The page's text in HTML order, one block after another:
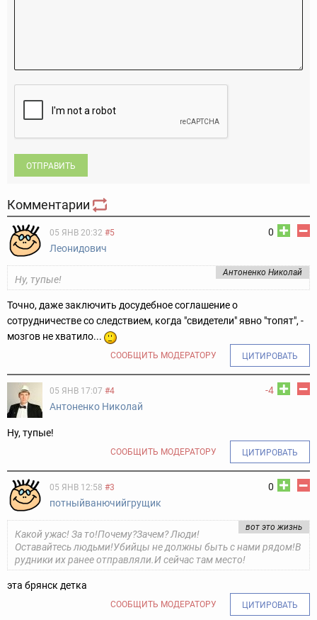
ОТПРАВИТЬ
Комментарии
0
05 ЯНВ 20:32 #5
Леонидович
Антоненко Николай
Ну, тупые!
Точно, даже заключить досудебное соглашение о
сотрудничестве со следствием, когда "свидетели" явно "топят", -
мозгов не хватило...
СООБЩИТЬ МОДЕРАТОРУ ЦИТИРОВАТЬ
-4
05 ЯНВ 17:07 #4
Антоненко Николай
Ну, тупые!
СООБЩИТЬ МОДЕРАТОРУ ЦИТИРОВАТЬ
0
05 ЯНВ 12:58 #3
потныйванючийгрущик
вот это жизнь
Какой ужас! За то!Почему?Зачем? Люди!
Оставайтесь людьми!Убийцы не должны быть с нами рядом!В
рудники их ранее отправляли.И сейчас там место!
эта брянск детка
СООБЩИТЬ МОДЕРАТОРУ ЦИТИРОВАТЬ